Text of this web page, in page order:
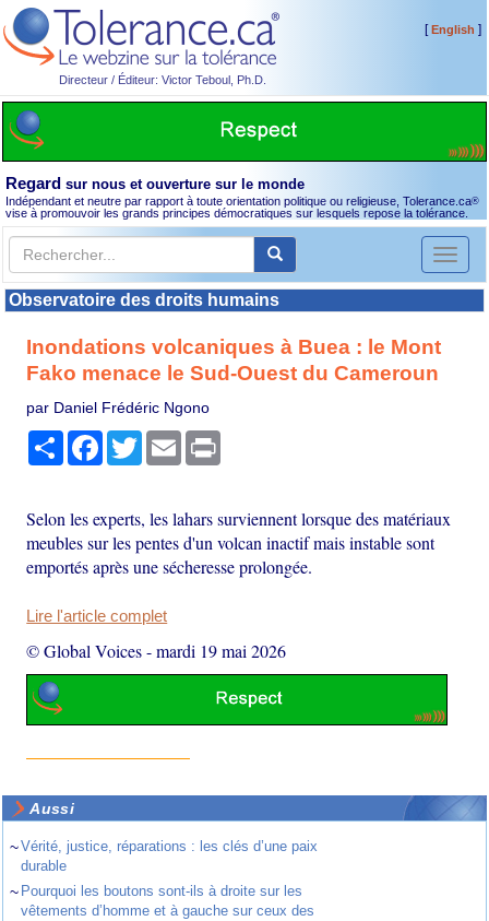
Directeur / Éditeur: Victor Teboul, Ph.D.
[English ]
Regard sur nous et ouverture sur le monde
Indépendant et neutre par rapport à toute orientation politique ou religieuse, Tolerance.ca®
vise à promouvoir les grands principes démocratiques sur lesquels repose la tolérance.
Toggle
Observatoire des droits humains
Inondations volcaniques à Buea : le Mont
Fako menace le Sud-Ouest du Cameroun
par Daniel Frédéric Ngono
PartagerFacebook
TwitterEmail
Selon les experts, les lahars surviennent lorsque des matériaux
meubles sur les pentes d'un volcan inactif mais instable sont
emportés après une sécheresse prolongée.
Lire l'article complet
© Global Voices-mardi 19 mai 2026
Aussi
~Vérité, justice, réparations : les clés d’une paix
durable
~ Pourquoi les boutons sont-ils à droite sur les
vêtements d’homme et à gauche sur ceux des